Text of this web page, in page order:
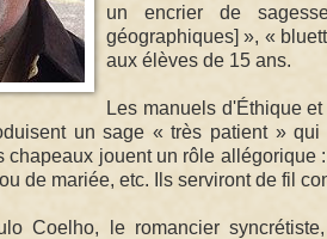
un encrier de
géographiques] », «
aux élèves de 15 ans.
Les manuels d'Éthique
un sage « très patient »
chapeaux jouent un rôle allégorique
de mariée, etc. Ils serviront de fil
Coelho, le romancier